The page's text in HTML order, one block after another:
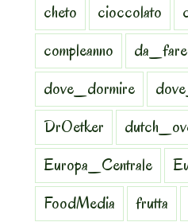
cheto
cioccolato
compleanno
da_fare
dove_dormire
DrOetker
Europa_Centrale
FoodMedia
frutta